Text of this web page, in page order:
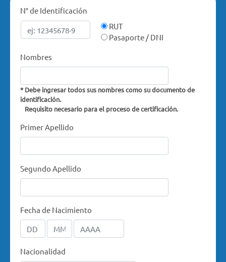
N° de Identificación
RUT
Pasaporte / DNI
Nombres
* Debe ingresar todos sus nombres como su documento de
identificación.
Requisito necesario para el proceso de certificación.
Primer Apellido
Segundo Apellido
Fecha de Nacimiento
Nacionalidad